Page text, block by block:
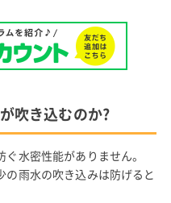
吹き込むのか?
水密性能がありません。
雨水の吹き込みは防げると